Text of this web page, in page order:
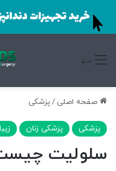
منو
صفحه اصلی /پزشکی
پزشکی پزشکی زنان
سلولیت